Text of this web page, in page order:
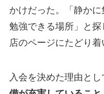
かけだった。「静か
勉強できる場所」と
店のページにたどり着
入会を決めた理由と